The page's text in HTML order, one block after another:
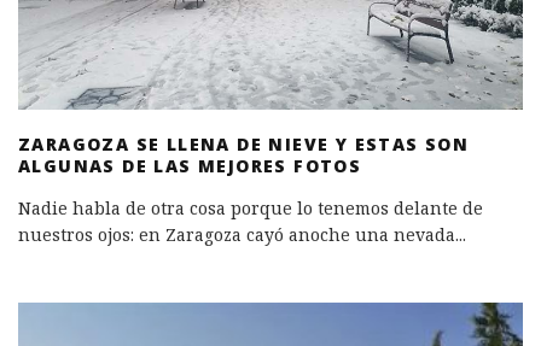
ZARAGOZA SE LLENA DE NIEVE Y ESTAS SON
ALGUNAS DE LAS MEJORES FOTOS
Nadie habla de otra cosa porque lo tenemos delante de
nuestros ojos: en Zaragoza cayó anoche una nevada...